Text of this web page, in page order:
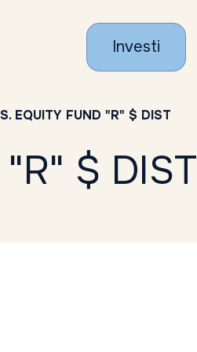
Investi
EQUITY FUND "R" $ DIST
"R" $ DIST